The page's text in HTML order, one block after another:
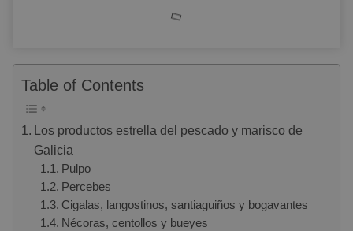
Table of Contents
Los productos estrella del pescado y marisco de
Galicia
Pulpo
Percebes
Cigalas, langostinos, santiaguiños y bogavantes
Nécoras, centollos y bueyes